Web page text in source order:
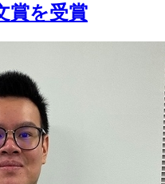
賞を受賞